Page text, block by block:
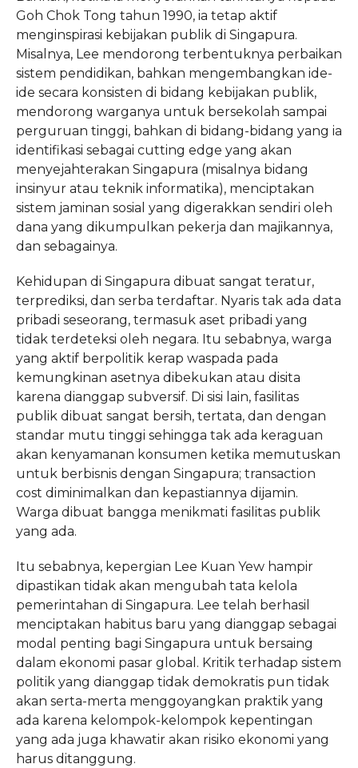
Goh Chok Tong tahun 1990, ia tetap aktif
menginspirasi kebijakan publik di Singapura.
Misalnya, Lee mendorong terbentuknya perbaikan
sistem pendidikan, bahkan mengembangkan ide-
ide secara konsisten di bidang kebijakan publik,
mendorong warganya untuk bersekolah sampai
perguruan tinggi, bahkan di bidang-bidang yang ia
identifikasi sebagai cutting edge yang akan
menyejahterakan Singapura (misalnya bidang
insinyur atau teknik informatika), menciptakan
sistem jaminan sosial yang digerakkan sendiri oleh
dana yang dikumpulkan pekerja dan majikannya,
dan sebagainya.
Kehidupan di Singapura dibuat sangat teratur,
terprediksi, dan serba terdaftar. Nyaris tak ada data
pribadi seseorang, termasuk aset pribadi yang
tidak terdeteksi oleh negara. Itu sebabnya, warga
yang aktif berpolitik kerap waspada pada
kemungkinan asetnya dibekukan atau disita
karena dianggap subversif. Di sisi lain, fasilitas
publik dibuat sangat bersih, tertata, dan dengan
standar mutu tinggi sehingga tak ada keraguan
akan kenyamanan konsumen ketika memutuskan
untuk berbisnis dengan Singapura; transaction
cost diminimalkan dan kepastiannya dijamin.
Warga dibuat bangga menikmati fasilitas publik
yang ada.
Itu sebabnya, kepergian Lee Kuan Yew hampir
dipastikan tidak akan mengubah tata kelola
pemerintahan di Singapura. Lee telah berhasil
menciptakan habitus baru yang dianggap sebagai
modal penting bagi Singapura untuk bersaing
dalam ekonomi pasar global. Kritik terhadap sistem
politik yang dianggap tidak demokratis pun tidak
akan serta-merta menggoyangkan praktik yang
ada karena kelompok-kelompok kepentingan
yang ada juga khawatir akan risiko ekonomi yang
harus ditanggung.